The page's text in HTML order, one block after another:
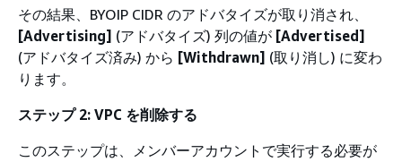
その結果、BYOIP CIDR のアドバタイズが取り消され、
[Advertising] (アドバタイズ) 列の値が [Advertised]
(アドバタイズ済み) から [Withdrawn] (取り消し) に変わ
ります。
ステップ 2: VPC を削除する
このステップは、メンバーアカウントで実行する必要が